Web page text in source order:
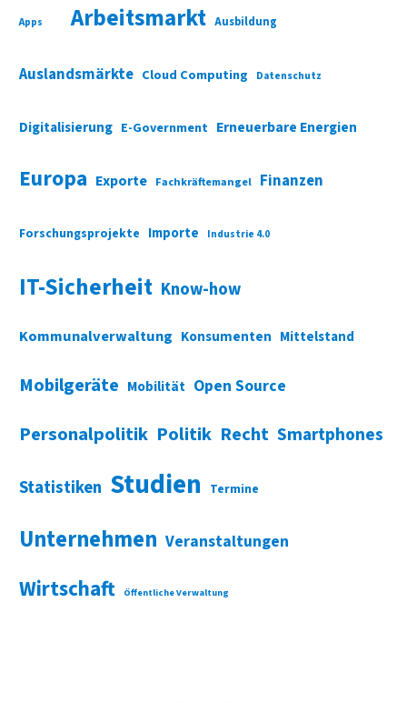
Apps Arbeitsmarkt Ausbildung
Auslandsmärkte Cloud Computing Datenschutz
Digitalisierung E-Government Erneuerbare Energien
Europa Exporte Fachkräftemangel Finanzen
Forschungsprojekte Importe Industrie 4.0
IT-Sicherheit Know-how
Kommunalverwaltung Konsumenten Mittelstand
Mobilgeräte Mobilität Open Source
Personalpolitik Politik Recht Smartphones
Statistiken Studien Termine
Unternehmen Veranstaltungen
Wirtschaft Öffentliche Verwaltung